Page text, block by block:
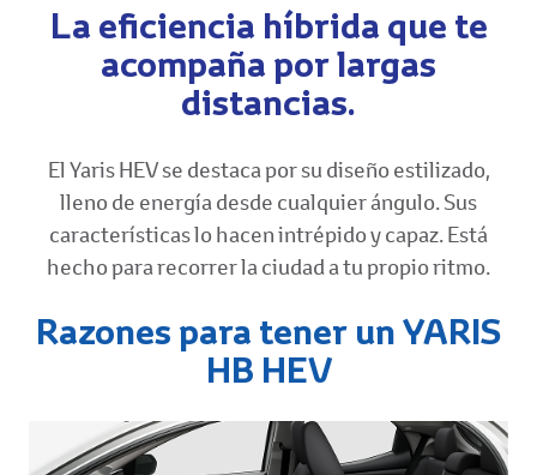
La eficiencia híbrida que te
acompaña por largas
distancias.
El Yaris HEV se destaca por su diseño estilizado,
lleno de energía desde cualquier ángulo. Sus
características lo hacen intrépido y capaz. Está
hecho para recorrer la ciudad a tu propio ritmo.
Razones para tener un YARIS
HB HEV